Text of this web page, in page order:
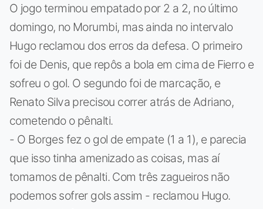
O jogo terminou empatado por 2 a 2, no último
domingo, no Morumbi, mas ainda no intervalo
Hugo reclamou dos erros da defesa. O primeiro
foi de Denis, que repôs a bola em cima de Fierro e
sofreu o gol. O segundo foi de marcação, e
Renato Silva precisou correr atrás de Adriano,
cometendo o pênalti.
- O Borges fez o gol de empate (1 a 1), e parecia
que isso tinha amenizado as coisas, mas aí
tomamos de pênalti. Com três zagueiros não
podemos sofrer gols assim - reclamou Hugo.